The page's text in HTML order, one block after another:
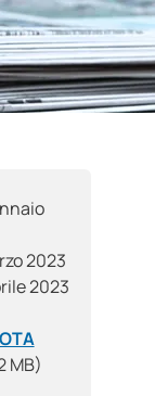
2023
2023
MB)